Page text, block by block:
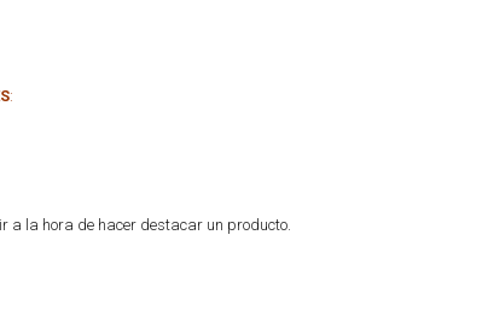
:
la hora de hacer destacar un producto.